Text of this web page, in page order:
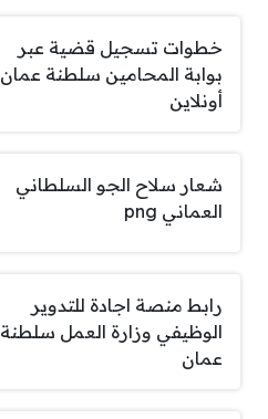
خطوات تسجيل قضية عبر
بوابة المحامين سلطنة عمان
أونلاين
شعار سلاح الجو السلطاني
العماني png
رابط منصة اجادة للتدوير
الوظيفي وزارة العمل سلطنة
عمان